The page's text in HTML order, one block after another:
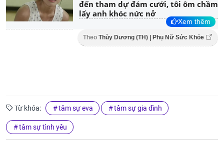
đến tham dự đám cưới, tôi ôm chầm
lấy anh khóc nức nở
Xem thêm
Theo Thùy Dương (TH) | Phụ Nữ Sức Khỏe
Từ khóa: tâm sự eva tâm sự gia đình
tâm sự tình yêu